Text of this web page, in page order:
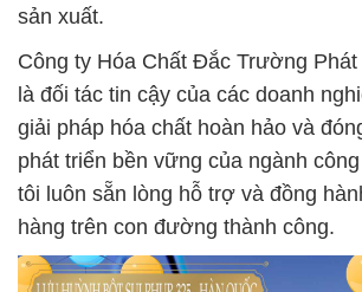
sản xuất.
Công ty Hóa Chất Đắc Trường
là đối tác tin cậy của các doanh
giải pháp hóa chất hoàn hảo và
phát triển bền vững của ngành
tôi luôn sẵn lòng hỗ trợ và đồng
hàng trên con đường thành công.